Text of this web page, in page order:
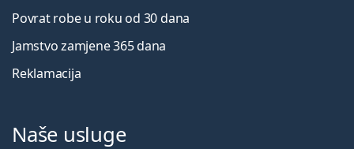
Povrat robe u roku od 30 dana
Jamstvo zamjene 365 dana
Reklamacija
Naše usluge